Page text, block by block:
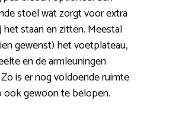
stoel wat zorgt voor extra
staan en zitten. Meestal
gewenst) het voetplateau,
en de armleuningen
is er nog voldoende ruimte
ook gewoon te belopen.